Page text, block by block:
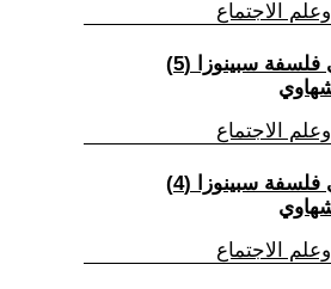
الاجتماع
الاجتماع
الاجتماع